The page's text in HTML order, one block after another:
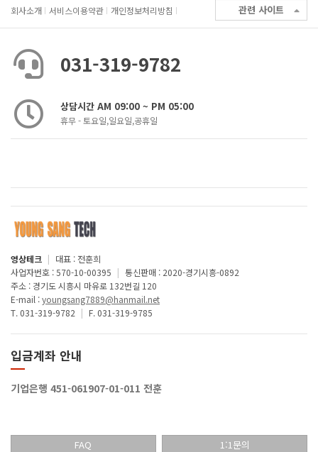
회사소개 서비스이용약관 개인정보처리방침 관련 사이트
031-319-9782
상담시간 AM 09:00 ~ PM 05:00
휴무 - 토요일,일요일,공휴일
영상테크 | 대표 : 전훈희
사업자번호 : 570-10-00395 | 통신판매 : 2020-경기시흥-0892
주소 : 경기도 시흥시 마유로 132번길 120
E-mail :youngsang7889@hanmail.net
T. 031-319-9782 | F. 031-319-9785
입금계좌 안내
기업은행 451-061907-01-011 전훈
FAQ 1:1문의